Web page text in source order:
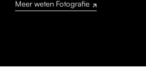
Meer weten Fotografie